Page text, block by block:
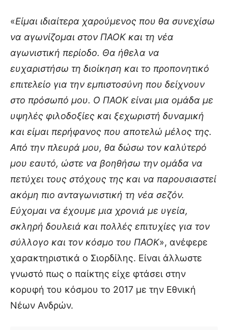
«Είμαι ιδιαίτερα χαρούμενος που θα συνεχίσω
να αγωνίζομαι στον ΠΑΟΚ και τη νέα
αγωνιστική περίοδο. Θα ήθελα να
ευχαριστήσω τη διοίκηση και το προπονητικό
επιτελείο για την εμπιστοσύνη που δείχνουν
στο πρόσωπό μου. Ο ΠΑΟΚ είναι μια ομάδα με
υψηλές φιλοδοξίες και ξεχωριστή δυναμική
και είμαι περήφανος που αποτελώ μέλος της.
Από την πλευρά μου, θα δώσω τον καλύτερό
μου εαυτό, ώστε να βοηθήσω την ομάδα να
πετύχει τους στόχους της και να παρουσιαστεί
ακόμη πιο ανταγωνιστική τη νέα σεζόν.
Εύχομαι να έχουμε μια χρονιά με υγεία,
σκληρή δουλειά και πολλές επιτυχίες για τον
σύλλογο και τον κόσμο του ΠΑΟΚ», ανέφερε
χαρακτηριστικά ο Σιορδίλης. Είναι άλλωστε
γνωστό πως ο παίκτης είχε φτάσει στην
κορυφή του κόσμου το 2017 με την Εθνική
Νέων Ανδρών.